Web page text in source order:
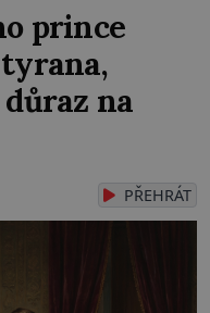
prince
na
PŘEHRÁT